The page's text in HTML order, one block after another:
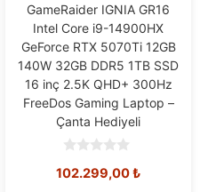
GameRaider IGNIA GR16
Intel Core i9-14900HX
GeForce RTX 5070Ti 12GB
140W 32GB DDR5 1TB SSD
16 inç 2.5K QHD+ 300Hz
FreeDos Gaming Laptop –
Çanta Hediyeli
o
102.299,00₺